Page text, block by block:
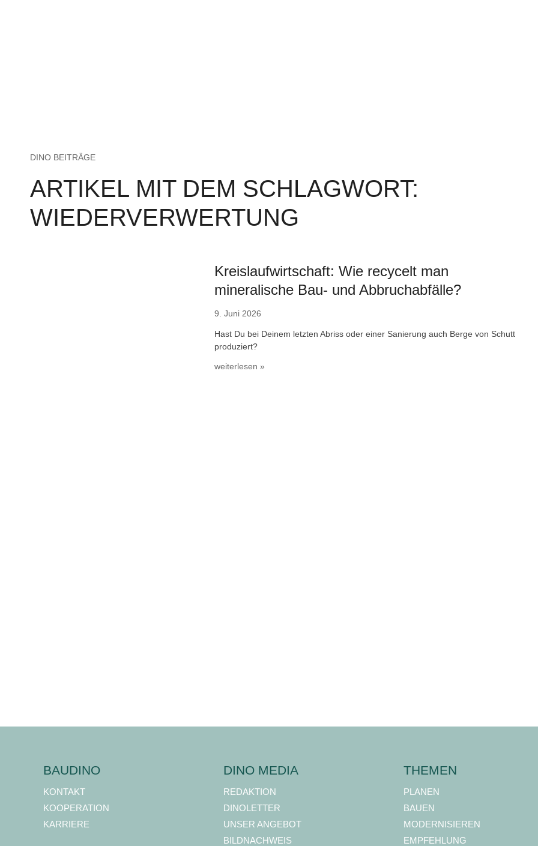
DINO BEITRÄGE
ARTIKEL MIT DEM SCHLAGWORT:
WIEDERVERWERTUNG
Kreislaufwirtschaft: Wie recycelt man
mineralische Bau- und Abbruchabfälle?
9. Juni 2026
Hast Du bei Deinem letzten Abriss oder einer Sanierung auch Berge von Schutt
produziert?
weiterlesen »
BAUDINO
KONTAKT
KOOPERATION
KARRIERE
DINO MEDIA
REDAKTION
DINOLETTER
UNSER ANGEBOT
BILDNACHWEIS
THEMEN
PLANEN
BAUEN
MODERNISIEREN
EMPFEHLUNG